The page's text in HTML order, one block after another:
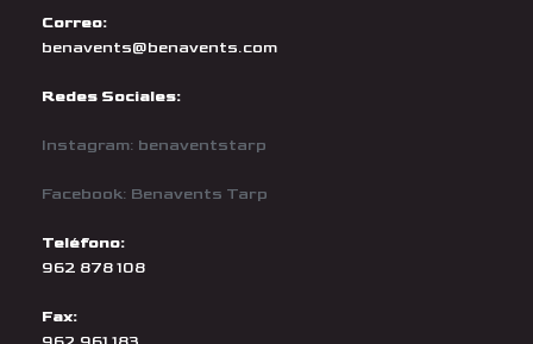
Correo:
benavents@benavents.com
Redes Sociales:
Instagram: benaventstarp
Facebook: Benavents Tarp
Teléfono:
962 878 108
Fax: